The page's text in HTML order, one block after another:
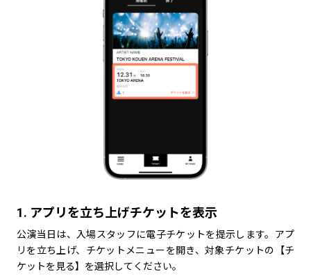
1. アプリを立ち上げチケットを表示
公演当日は、入場スタッフに電子チケットを提示します。アプ
リを立ち上げ、チケットメニューを開き、対象チケットの【チ
ケットを見る】を選択してください。
1. アプリを立ち上げチケットを表示
公演当日は、入場スタッフに電子チケットを
リを立ち上げ、チケットメニューを開き、対
ケットを見る】を選択してください。